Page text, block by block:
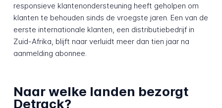
responsieve klantenondersteuning heeft geholpen om
klanten te behouden sinds de vroegste jaren. Een van de
eerste internationale klanten, een distributiebedrijf in
Zuid-Afrika, blijft naar verluidt meer dan tien jaar na
aanmelding abonnee.
Naar welke landen bezorgt
Detrack?